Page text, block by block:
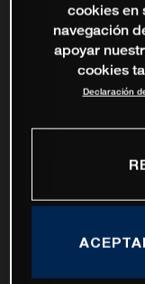
cookies en
navegación
apoyar
cookies
Declaración